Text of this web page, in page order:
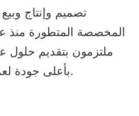
تصميم وإنتاج
ملتزمون بتقديم حلول
بأعلى جودة لعملائنا العالميين.